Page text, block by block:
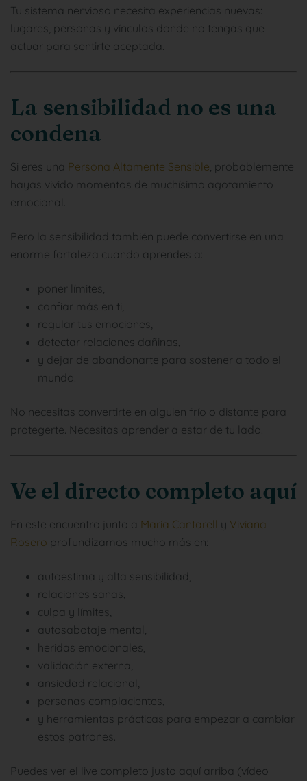
Tu sistema nervioso necesita experiencias nuevas:
lugares, personas y vínculos donde no tengas que
actuar para sentirte aceptada.
La sensibilidad no es una
condena
Si eres una Persona Altamente Sensible, probablemente
hayas vivido momentos de muchísimo agotamiento
emocional.
Pero la sensibilidad también puede convertirse en una
enorme fortaleza cuando aprendes a:
poner límites,
confiar más en ti,
regular tus emociones,
detectar relaciones dañinas,
y dejar de abandonarte para sostener a todo el
mundo.
No necesitas convertirte en alguien frío o distante para
protegerte. Necesitas aprender a estar de tu lado.
Ve el directo completo aquí
En este encuentro junto a María Cantarell y Viviana
Rosero profundizamos mucho más en:
autoestima y alta sensibilidad,
relaciones sanas,
culpa y límites,
autosabotaje mental,
heridas emocionales,
validación externa,
ansiedad relacional,
personas complacientes,
y herramientas prácticas para empezar a cambiar
estos patrones.
Puedes ver el live completo justo aquí arriba (vídeo